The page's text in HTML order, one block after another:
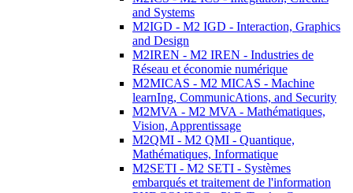
and Systems
M2IGD - M2 IGD - Interaction, Graphics
and Design
M2IREN - M2 IREN - Industries de
Réseau et économie numérique
M2MICAS - M2 MICAS - Machine
learnIng, CommunicAtions, and Security
M2MVA - M2 MVA - Mathématiques,
Vision, Apprentissage
M2QMI - M2 QMI - Quantique,
Mathématiques, Informatique
M2SETI - M2 SETI - Systèmes
embarqués et traitement de l'information